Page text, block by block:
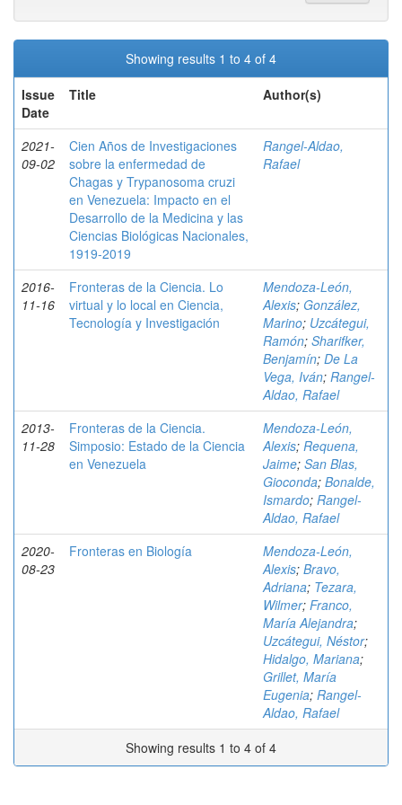
Showing results 1 to 4 of 4
Issue
Date
Title Author(s)
2021-
09-02
Cien Años de Investigaciones
sobre la enfermedad de
Chagas y Trypanosoma cruzi
en Venezuela: Impacto en el
Desarrollo de la Medicina y las
Ciencias Biológicas Nacionales,
1919-2019
Rangel-Aldao,
Rafael
2016-
11-16
Fronteras de la Ciencia. Lo
virtual y lo local en Ciencia,
Tecnología y Investigación
Mendoza-León,
Alexis; González,
Marino; Uzcátegui,
Ramón; Sharifker,
Benjamín; De La
Vega, Iván; Rangel-
Aldao, Rafael
2013-
11-28
Fronteras de la Ciencia.
Simposio: Estado de la Ciencia
en Venezuela
Mendoza-León,
Alexis; Requena,
Jaime; San Blas,
Gioconda; Bonalde,
Ismardo; Rangel-
Aldao, Rafael
2020-
08-23
Fronteras en Biología
Mendoza-León,
Alexis; Bravo,
Adriana; Tezara,
Wilmer; Franco,
María Alejandra;
Uzcátegui, Néstor;
Hidalgo, Mariana;
Grillet, María
Eugenia; Rangel-
Aldao, Rafael
Showing results 1 to 4 of 4